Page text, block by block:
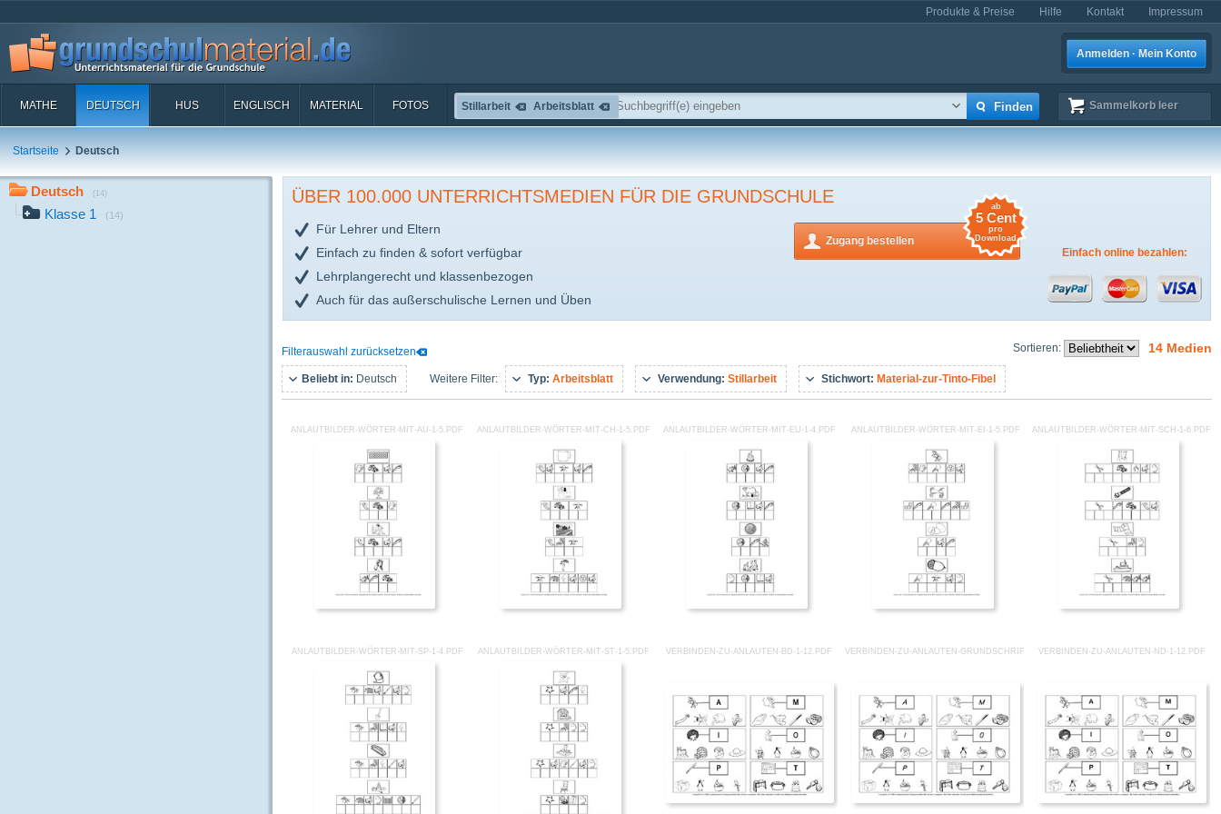
Produkte & Preise Hilfe Kontakt Impressum
Anmelden · Mein Konto
MATHE DEUTSCH HUS ENGLISCH MATERIAL FOTOS Sammelkorb leer
Stillarbeit Arbeitsblatt
Startseite Deutsch
Deutsch (14)
Klasse 1 (14)
ÜBER 100.000 UNTERRICHTSMEDIEN FÜR DIE GRUNDSCHULE
Für Lehrer und Eltern
Einfach zu finden & sofort verfügbar
Lehrplangerecht und klassenbezogen
Auch für das außerschulische Lernen und Üben
Zugang bestellen
ab
5 Cent
pro
Download
Einfach online bezahlen:
Sortieren: 14 Medien
Filterauswahl zurücksetzen
Beliebt in: Deutsch Weitere Filter: Typ: Arbeitsblatt Verwendung: Stillarbeit Stichwort: Material-zur-Tinto-Fibel
ANLAUTBILDER-WÖRTER-MIT-AU-1-5.PDF ANLAUTBILDER-WÖRTER-MIT-CH-1-5.PDF ANLAUTBILDER-WÖRTER-MIT-EU-1-4.PDF ANLAUTBILDER-WÖRTER-MIT-EI-1-5.PDF ANLAUTBILDER-WÖRTER-MIT-SCH-1-6.PDF
ANLAUTBILDER-WÖRTER-MIT-SP-1-4.PDF ANLAUTBILDER-WÖRTER-MIT-ST-1-5.PDF VERBINDEN-ZU-ANLAUTEN-BD-1-12.PDF VERBINDEN-ZU-ANLAUTEN-GRUNDSCHRIFT-1-12.PDFVERBINDEN-ZU-ANLAUTEN-ND-1-12.PDF